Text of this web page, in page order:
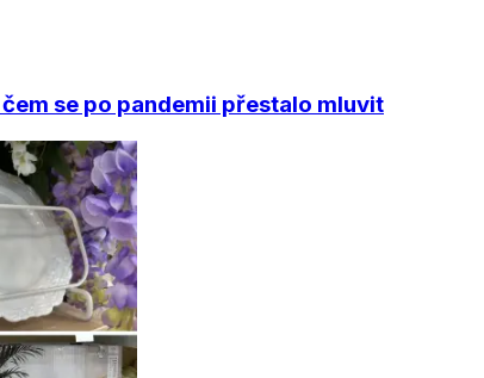
se po pandemii přestalo mluvit